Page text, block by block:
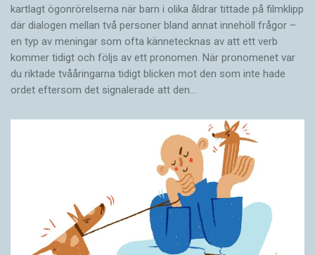
kartlagt ögonrörelserna när barn i olika åldrar tittade på filmklipp
där dialogen mellan två personer bland annat innehöll frågor –
en typ av meningar som ofta kännetecknas av att ett verb
kommer tidigt och följs av ett pronomen. När pronomenet var
du riktade tvååringarna tidigt blicken mot den som inte hade
ordet eftersom det ­signalerade att den…